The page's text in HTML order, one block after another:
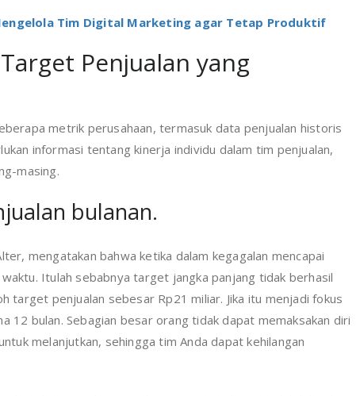
Tim Digital Marketing agar Tetap Produktif
Penjualan yang
metrik perusahaan, termasuk data penjualan historis
informasi tentang kinerja individu dalam tim penjualan,
masing.
bulanan.
mengatakan bahwa ketika dalam kegagalan mencapai
Itulah sebabnya target jangka panjang tidak berhasil
target penjualan sebesar Rp21 miliar. Jika itu menjadi fokus
12 bulan. Sebagian besar orang tidak dapat memaksakan diri
melanjutkan, sehingga tim Anda dapat kehilangan